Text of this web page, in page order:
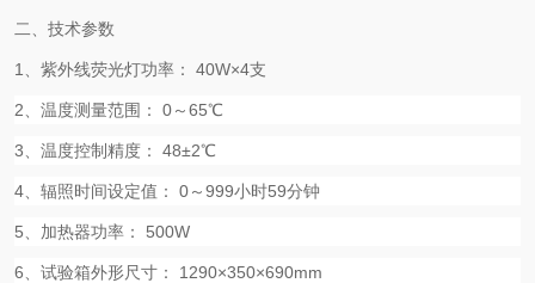
二、技术参数
1 、紫外线荧光灯功率： 40W×4支
2 、温度测量范围： 0～65℃
3 、温度控制精度： 48±2℃
4 、辐照时间设定值： 0～999小时59分钟
5 、加热器功率： 500W
6 、试验箱外形尺寸： 1290×350×690mm